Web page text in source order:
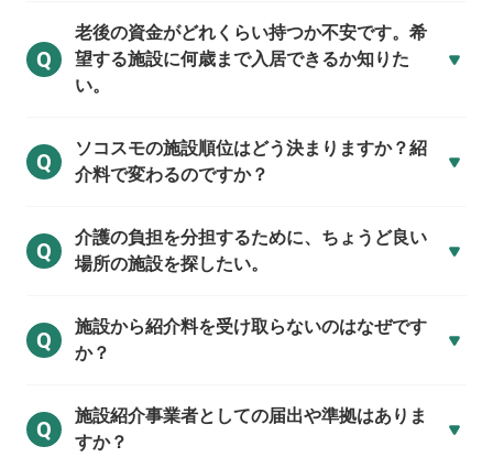
Q
老後の資金がどれくらい持つか不安です。希
望する施設に何歳まで入居できるか知りた
い。
Q
ソコスモの施設順位はどう決まりますか？紹
介料で変わるのですか？
Q
介護の負担を分担するために、ちょうど良い
場所の施設を探したい。
Q
施設から紹介料を受け取らないのはなぜです
か？
Q
施設紹介事業者としての届出や準拠はありま
すか？